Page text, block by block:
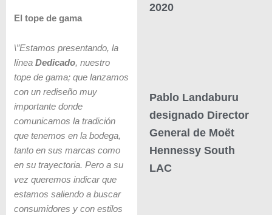
El tope de gama
\”Estamos presentando, la
línea Dedicado, nuestro
tope de gama; que lanzamos
con un rediseño muy
importante donde
comunicamos la tradición
que tenemos en la bodega,
tanto en sus marcas como
en su trayectoria. Pero a su
vez queremos indicar que
estamos saliendo a buscar
consumidores y con estilos
2020
Pablo Landaburu
designado Director
General de Moët
Hennessy South
LAC